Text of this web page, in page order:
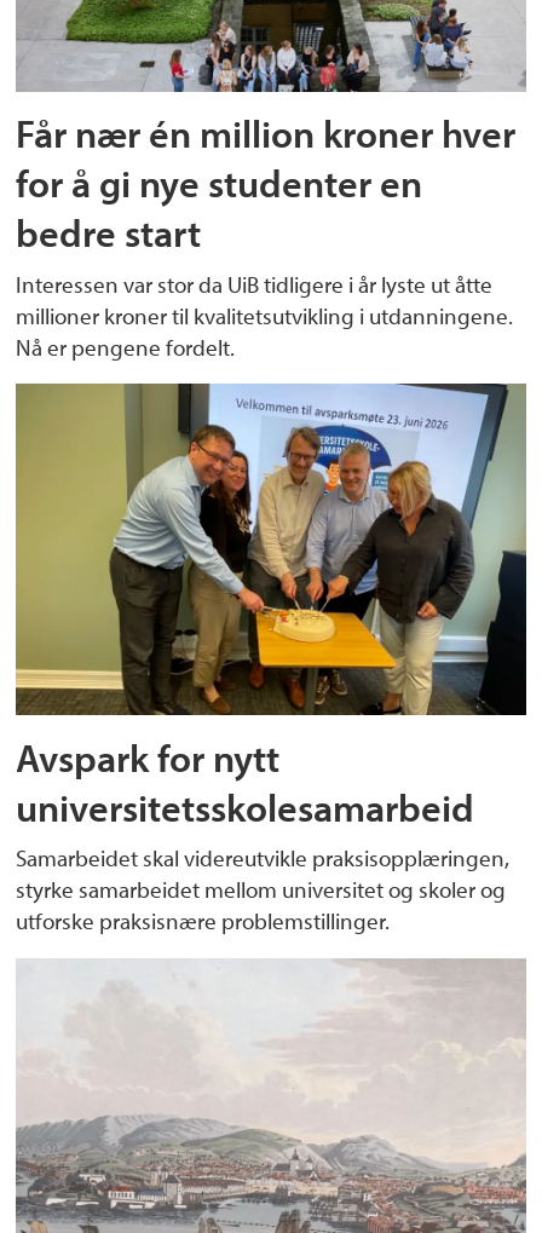
Får nær én million kroner hver
for å gi nye studenter en
bedre start
Interessen var stor da UiB tidligere i år lyste ut åtte
millioner kroner til kvalitetsutvikling i utdanningene.
Nå er pengene fordelt.
Avspark for nytt
universitetsskolesamarbeid
Samarbeidet skal videreutvikle praksisopplæringen,
styrke samarbeidet mellom universitet og skoler og
utforske praksisnære problemstillinger.